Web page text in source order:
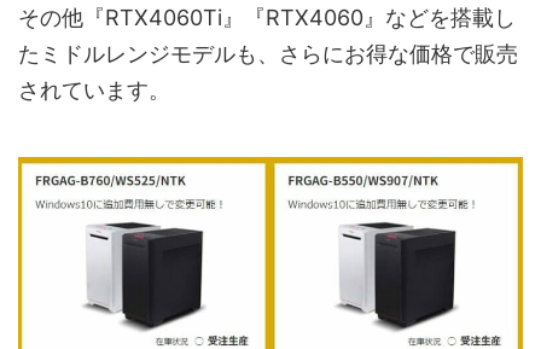
その他『RTX4060Ti』『RTX4060』などを搭載し
たミドルレンジモデルも、さらにお得な価格で販売
されています。